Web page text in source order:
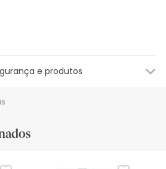
e produtos
visual
de imagens de segurança
mais tarde para veres as